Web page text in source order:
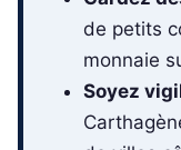
de petits
monnaie
Soyez